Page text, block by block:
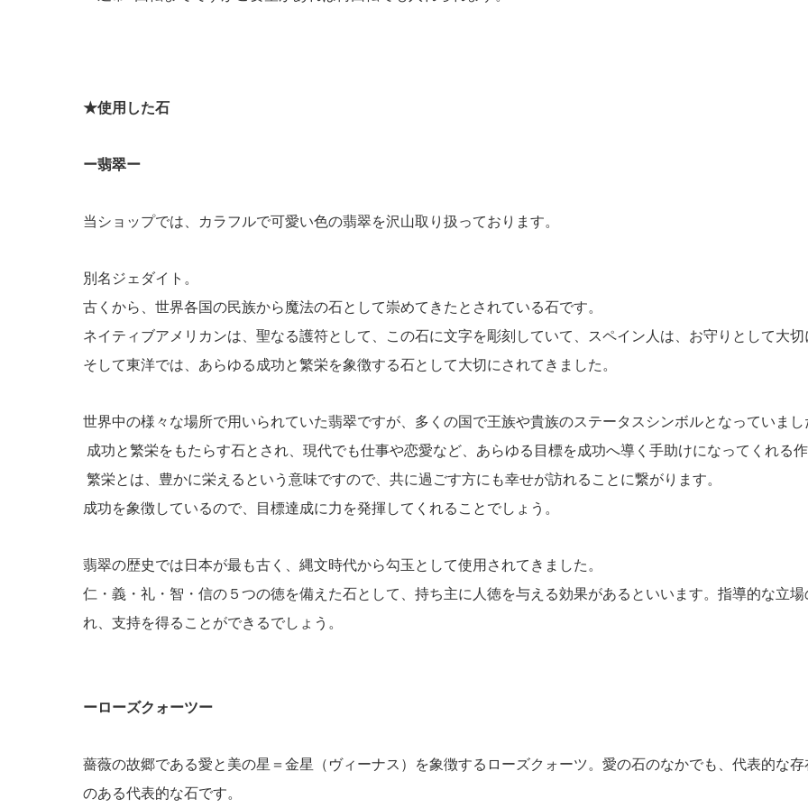
★使用した石
ー翡翠ー
当ショップでは、カラフルで可愛い色の翡翠を沢山取り扱っております。
別名ジェダイト。
古くから、世界各国の民族から魔法の石として崇めてきたとされている石です。
ネイティブアメリカンは、聖なる護符として、この石に文字を彫刻していて、スペイン人は、お守りとして大切
そして東洋では、あらゆる成功と繁栄を象徴する石として大切にされてきました。
世界中の様々な場所で用いられていた翡翠ですが、多くの国で王族や貴族のステータスシンボルとなっていまし
成功と繁栄をもたらす石とされ、現代でも仕事や恋愛など、あらゆる目標を成功へ導く手助けになってくれる作
繁栄とは、豊かに栄えるという意味ですので、共に過ごす方にも幸せが訪れることに繋がります。
成功を象徴しているので、目標達成に力を発揮してくれることでしょう。
翡翠の歴史では日本が最も古く、縄文時代から勾玉として使用されてきました。
仁・義・礼・智・信の５つの徳を備えた石として、持ち主に人徳を与える効果があるといいます。指導的な立
れ、支持を得ることができるでしょう。
ーローズクォーツー
薔薇の故郷である愛と美の星＝金星（ヴィーナス）を象徴するローズクォーツ。愛の石のなかでも、代表的な
のある代表的な石です。